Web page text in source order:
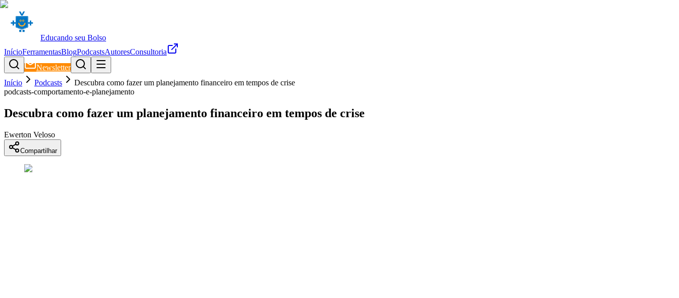
Educando seu Bolso
InícioFerramentasBlogPodcastsAutoresConsultoria
Newsletter
Início
Podcasts
Descubra como fazer um planejamento financeiro em tempos de crise
podcasts-comportamento-e-planejamento
Descubra como fazer um planejamento financeiro em tempos de crise
Ewerton Veloso
Compartilhar